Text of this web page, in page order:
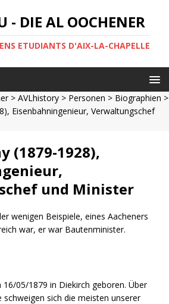
- DIE AL OOCHENER
ETUDIANTS D'AIX-LA-CHAPELLE
> AVLhistory > Personen > Biographien >
Eisenbahningenieur, Verwaltungschef
(1879-1928),
und Minister
wenigen Beispiele, eines Aacheners
war, er war Bautenminister.
05/1879 in Diekirch geboren. Über
schweigen sich die meisten unserer